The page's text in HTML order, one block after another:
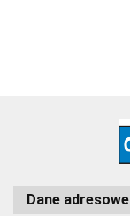
Dane adresowe